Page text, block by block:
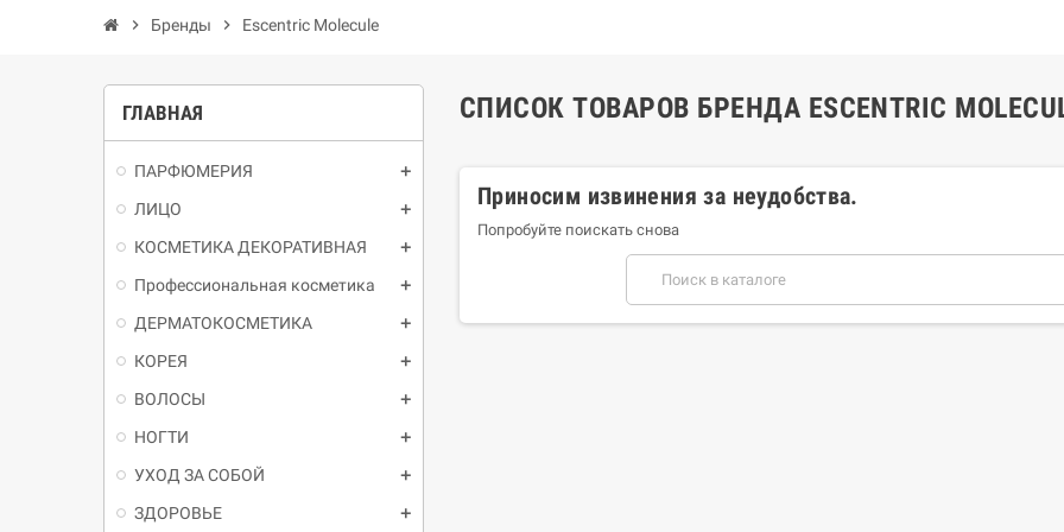
chevron_right Бренды chevron_right Escentric Molecule
ГЛАВНАЯ
ПАРФЮМЕРИЯ
ЛИЦО
КОСМЕТИКА ДЕКОРАТИВНАЯ
Профессиональная косметика
ДЕРМАТОКОСМЕТИКА
КОРЕЯ
ВОЛОСЫ
НОГТИ
УХОД ЗА СОБОЙ
ЗДОРОВЬЕ
СПИСОК ТОВАРОВ БРЕНДА ESCENTRIC
Приносим извинения за неудобства.
Попробуйте поискать снова